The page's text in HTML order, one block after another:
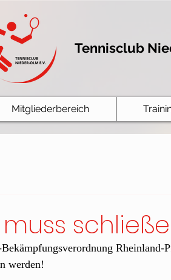
Tennisclub
Mitgliederbereich
Rheinland-
werden!